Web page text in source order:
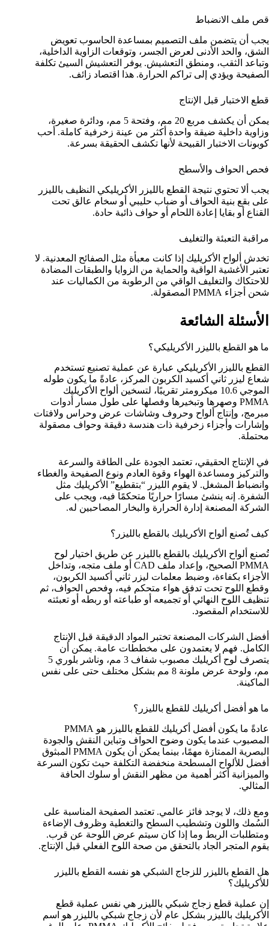
قص ملف الانضباط
يجب أن يتضمن ملف التصميم بمساعدة الحاسوب تعويض
الشق، والحد الأدنى لعرض الجسر، وتوقعات الزاوية الداخلية،
وتباعد الثقب، ومنطق التعشيش. يوفر التعشيش السيئ تكلفة
الصفيحة ويؤدي إلى تراكم الحرارة. هذا اقتصاد زائف.
قطع الاختبار قبل الإنتاج
يمكن أن يكشف مربع 20 مم، وفتحة 5 مم، ودائرة صغيرة،
وزاوية داخلية ضيقة واحدة أكثر من عينة زخرفية كاملة. أحب
كوبونات الاختبار القبيحة لأنها تكشف الحقيقة بسرعة.
فحص الحواف والأسطح
يجب ألا تحتوي نتيجة القطع بالليزر الأكريليكي النظيف بالليزر
على بقع بنية الحواف أو ضباب حليبي أو سخام عالق تحت
القناع أو بقايا إعادة اللحام أو حواف ذائبة حادة.
مراقبة التعبئة والتغليف
تخدش ألواح الأكريليك إذا كانت معبأة مثل الصفائح المعدنية. لا
تعتبر الأغشية الواقية والحماية من الزوايا والطبقات المضادة
للاحتكاك والتغليف الواقي من الرطوبة من الكماليات عند
شحن أجزاء PMMA المصقولة.
الأسئلة الشائعة
ما هو القطع بالليزر الأكريليكي؟
القطع بالليزر الأكريليكي عبارة عن عملية تصنيع تستخدم
شعاع ليزر ثاني أكسيد الكربون المركز، عادةً ما يكون طوله
الموجي 10.6 ميكرومتر تقريبًا، لتسخين ألواح الأكريليك
PMMA وصهرها وتبخيرها وفصلها على طول مسار أدوات
مبرمج، وإنتاج ألواح وحروف وشاشات عرض وحراس ولافتات
وإشارات وأجزاء زخرفية ذات هندسة دقيقة وحواف مصقولة
محتملة.
في الإنتاج الحقيقي، تعتمد الجودة على الطاقة والسرعة
والتركيز ومساعدة الهواء وقوة العادم ونوع الصفيحة والغطاء
وانضباط المشغل. لا يقوم الليزر “بتقطيع” الأكريليك مثل
الشفرة. إنه ينشئ مسارًا حراريًا متحكمًا فيه، ويجب على
الشركة المصنعة إدارة الحرارة والبخار المصاحبين له.
كيف تُصنع ألواح الأكريليك بالقطع بالليزر؟
تُصنع ألواح الأكريليك بالقطع بالليزر عن طريق اختيار لوح
PMMA الصحيح، وإعداد ملف CAD أو ملف متجه، وتداخل
الأجزاء بكفاءة، وضبط معلمات ليزر ثاني أكسيد الكربون،
وقطع اللوح تحت تدفق هواء متحكم فيه، وفحص الحواف، ثم
تنظيف اللوح النهائي أو تجميعه أو طباعته أو ربطه أو تعبئته
للاستخدام المقصود.
أفضل الشركات المصنعة تختبر المواد الدقيقة قبل الإنتاج
الكامل. فهم لا يعتمدون على مخططات عامة. يمكن أن
يتصرف لوح أكريليك مصبوب شفاف 3 مم، وناشر بلوري 5
مم، ولوحة عرض ملونة 8 مم بشكل مختلف حتى على نفس
الماكينة.
ما هو أفضل أكريليك للقطع بالليزر؟
عادةً ما يكون أفضل أكريليك للقطع بالليزر هو PMMA
المصبوب عندما يكون وضوح الحواف وتباين النقش والجودة
البصرية الممتازة مهمًا، بينما يمكن أن يكون PMMA المبثوق
أفضل للألواح المسطحة منخفضة التكلفة حيث تكون السرعة
والميزانية أكثر أهمية من مظهر النقش أو سلوك الحافة
المثالي.
ومع ذلك، لا يوجد فائز عالمي. تعتمد الصفيحة المناسبة على
السُمك واللون وتشطيب السطح والتغطية وظروف الإضاءة
ومتطلبات الربط وما إذا كان سيتم عرض اللوحة عن قرب.
يقوم المتجر الجاد بالتحقق من صحة اللوح الفعلي قبل الإنتاج.
هل القطع بالليزر للزجاج الشبكي هو نفسه القطع بالليزر
للأكريليك؟
إن عملية قطع زجاج شبكي بالليزر هي نفس عملية قطع
الأكريليك بالليزر بشكل عام لأن زجاج شبكي بالليزر هو اسم